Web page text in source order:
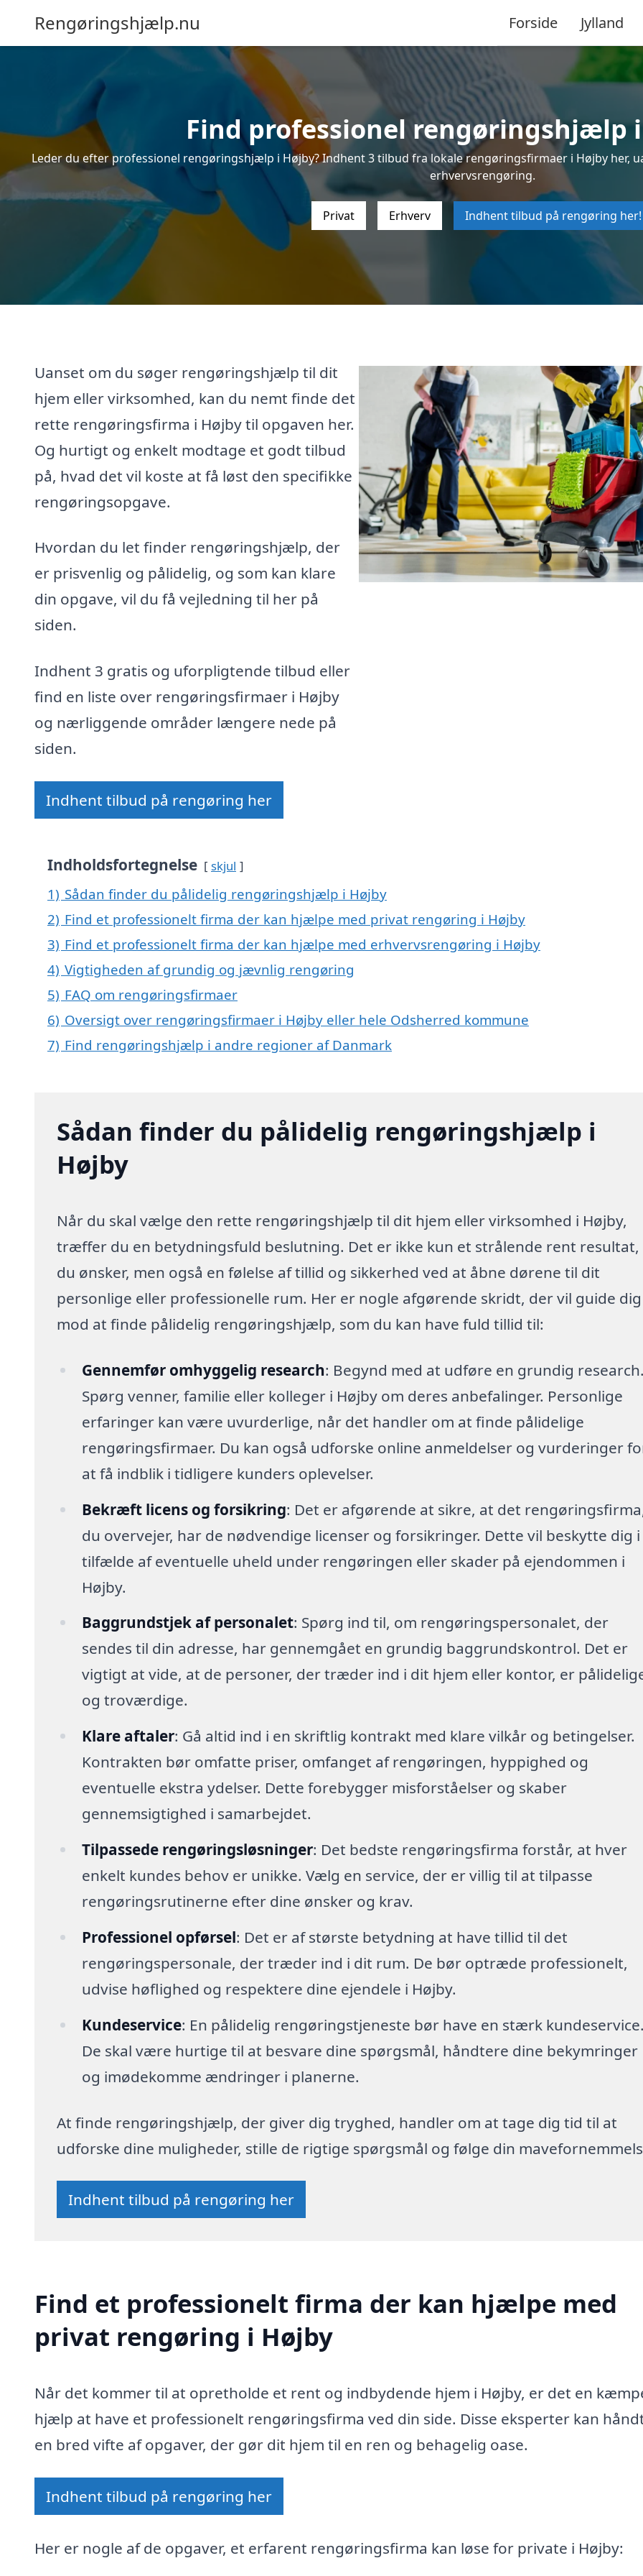
Rengøringshjælp.nu Forside Jylland
Find professionel rengøringshjælp
Leder du efter professionel rengøringshjælp i Højby? Indhent 3 tilbud fra lokale rengøringsfirmaer i Højby her,
erhvervsrengøring.
Privat Erhverv Indhent tilbud på rengøring her!
Uanset om du søger rengøringshjælp til dit
hjem eller virksomhed, kan du nemt finde det
rette rengøringsfirma i Højby til opgaven her.
Og hurtigt og enkelt modtage et godt tilbud
på, hvad det vil koste at få løst den specifikke
rengøringsopgave.
Hvordan du let finder rengøringshjælp, der
er prisvenlig og pålidelig, og som kan klare
din opgave, vil du få vejledning til her på
siden.
Indhent 3 gratis og uforpligtende tilbud eller
find en liste over rengøringsfirmaer i Højby
og nærliggende områder længere nede på
siden.
Indhent tilbud på rengøring her
Indholdsfortegnelse skjul
1) Sådan finder du pålidelig rengøringshjælp i Højby
2) Find et professionelt firma der kan hjælpe med privat rengøring i Højby
3) Find et professionelt firma der kan hjælpe med erhvervsrengøring i Højby
4) Vigtigheden af grundig og jævnlig rengøring
5) FAQ om rengøringsfirmaer
6) Oversigt over rengøringsfirmaer i Højby eller hele Odsherred kommune
7) Find rengøringshjælp i andre regioner af Danmark
Sådan finder du pålidelig rengøringshjælp i
Højby
Når du skal vælge den rette rengøringshjælp til dit hjem eller virksomhed i Højby,
træffer du en betydningsfuld beslutning. Det er ikke kun et strålende rent resultat,
du ønsker, men også en følelse af tillid og sikkerhed ved at åbne dørene til dit
personlige eller professionelle rum. Her er nogle afgørende skridt, der vil guide dig
mod at finde pålidelig rengøringshjælp, som du kan have fuld tillid til:
Gennemfør omhyggelig research: Begynd med at udføre en grundig
Spørg venner, familie eller kolleger i Højby om deres anbefalinger. Personlige
erfaringer kan være uvurderlige, når det handler om at finde pålidelige
rengøringsfirmaer. Du kan også udforske online anmeldelser og vurderinger
at få indblik i tidligere kunders oplevelser.
Bekræft licens og forsikring: Det er afgørende at sikre, at det
du overvejer, har de nødvendige licenser og forsikringer. Dette vil beskytte dig i
tilfælde af eventuelle uheld under rengøringen eller skader på ejendommen i
Højby.
Baggrundstjek af personalet: Spørg ind til, om rengøringspersonalet, der
sendes til din adresse, har gennemgået en grundig baggrundskontrol. Det er
vigtigt at vide, at de personer, der træder ind i dit hjem eller kontor, er
og troværdige.
Klare aftaler: Gå altid ind i en skriftlig kontrakt med klare vilkår og betingelser.
Kontrakten bør omfatte priser, omfanget af rengøringen, hyppighed og
eventuelle ekstra ydelser. Dette forebygger misforståelser og skaber
gennemsigtighed i samarbejdet.
Tilpassede rengøringsløsninger: Det bedste rengøringsfirma forstår, at hver
enkelt kundes behov er unikke. Vælg en service, der er villig til at tilpasse
rengøringsrutinerne efter dine ønsker og krav.
Professionel opførsel: Det er af største betydning at have tillid til det
rengøringspersonale, der træder ind i dit rum. De bør optræde professionelt,
udvise høflighed og respektere dine ejendele i Højby.
Kundeservice: En pålidelig rengøringstjeneste bør have en stærk
De skal være hurtige til at besvare dine spørgsmål, håndtere dine bekymringer
og imødekomme ændringer i planerne.
At finde rengøringshjælp, der giver dig tryghed, handler om at tage dig tid til at
udforske dine muligheder, stille de rigtige spørgsmål og følge din
Indhent tilbud på rengøring her
Find et professionelt firma der kan hjælpe med
privat rengøring i Højby
Når det kommer til at opretholde et rent og indbydende hjem i Højby, er det en
hjælp at have et professionelt rengøringsfirma ved din side. Disse eksperter kan
en bred vifte af opgaver, der gør dit hjem til en ren og behagelig oase.
Indhent tilbud på rengøring her
Her er nogle af de opgaver, et erfarent rengøringsfirma kan løse for private i Højby: